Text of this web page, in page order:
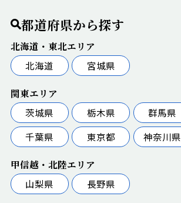
都道府県から探す
北海道・東北エリア
北海道
宮城県
関東エリア
茨城県
栃木県 群馬県
千葉県
東京都 神奈川県
甲信越・北陸エリア
山梨県
長野県